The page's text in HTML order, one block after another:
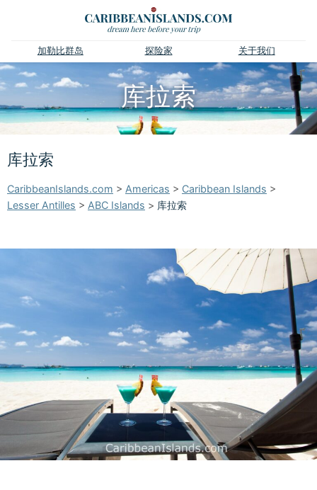
加勒比群岛 探险家 关于我们
库拉索
库拉索
CaribbeanIslands.com > Americas > Caribbean Islands >
Lesser Antilles > ABC Islands > 库拉索